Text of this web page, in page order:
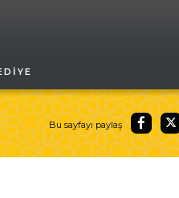
Bu sayfayı paylaş
TURUNDA
HEYECANINI